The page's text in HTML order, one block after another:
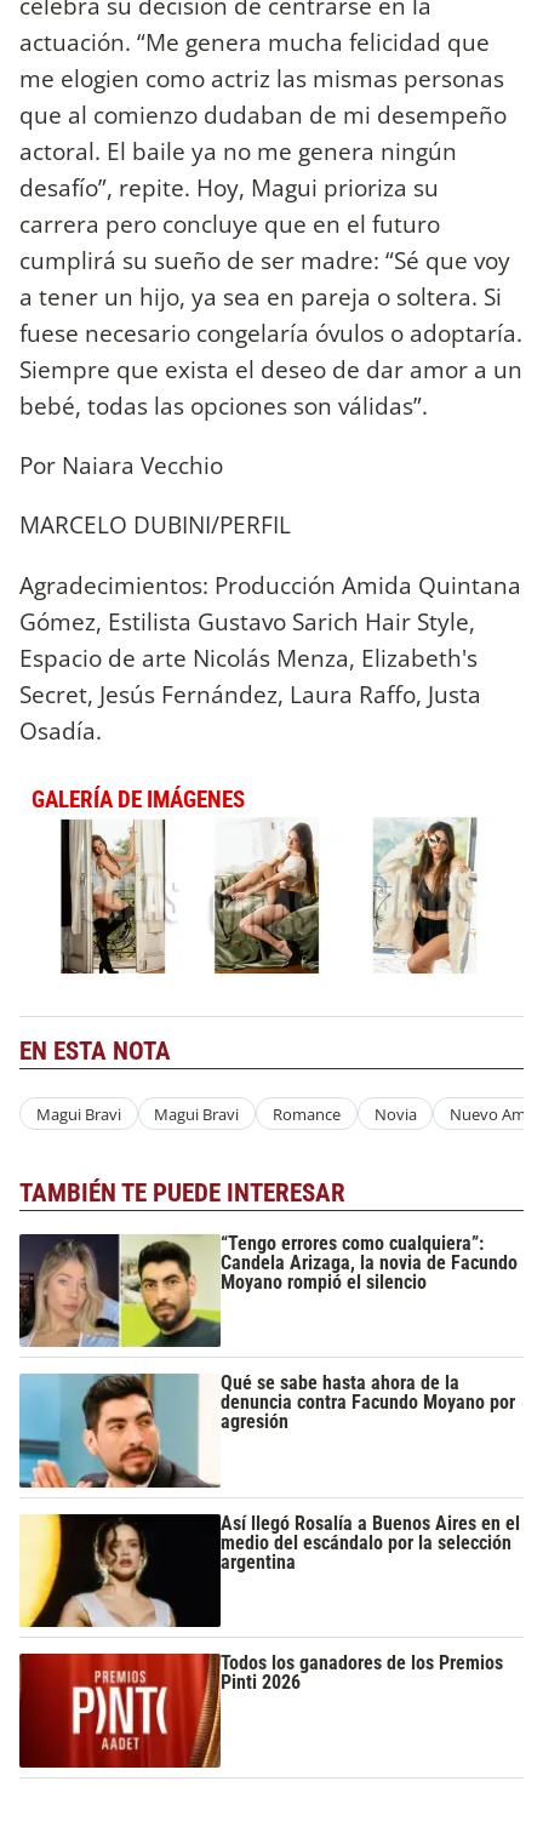
actuación. “Me genera mucha felicidad que
me elogien como actriz las mismas personas
que al comienzo dudaban de mi desempeño
actoral. El baile ya no me genera ningún
desafío”, repite. Hoy, Magui prioriza su
carrera pero concluye que en el futuro
cumplirá su sueño de ser madre: “Sé que voy
a tener un hijo, ya sea en pareja o soltera. Si
fuese necesario congelaría óvulos o adoptaría.
Siempre que exista el deseo de dar amor a un
bebé, todas las opciones son válidas”.
Por Naiara Vecchio
MARCELO DUBINI/PERFIL
Agradecimientos: Producción Amida Quintana
Gómez, Estilista Gustavo Sarich Hair Style,
Espacio de arte Nicolás Menza, Elizabeth's
Secret, Jesús Fernández, Laura Raffo, Justa
Osadía.
GALERÍA DE IMÁGENES
EN ESTA NOTA
Magui Bravi Magui Bravi Romance Novia Nuevo Amor
TAMBIÉN TE PUEDE INTERESAR
“Tengo errores como cualquiera”:
Candela Arizaga, la novia de Facundo
Moyano rompió el silencio
Qué se sabe hasta ahora de la
denuncia contra Facundo Moyano por
agresión
Así llegó Rosalía a Buenos Aires en el
medio del escándalo por la selección
argentina
Todos los ganadores de los Premios
Pinti 2026